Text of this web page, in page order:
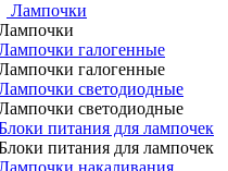
Лампочки
галогенные
галогенные
светодиодные
светодиодные
питания для лампочек
питания для лампочек
накаливания